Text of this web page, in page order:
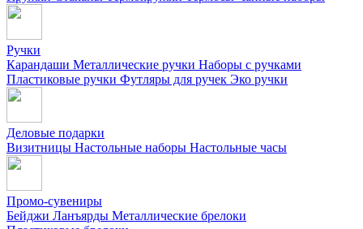
Ручки
Карандаши Металлические ручки Наборы с ручками
Пластиковые ручки Футляры для ручек Эко ручки
Деловые подарки
Визитницы Настольные наборы Настольные часы
Промо-сувениры
Бейджи Ланъярды Металлические брелоки